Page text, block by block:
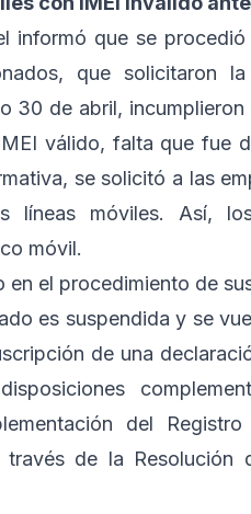
informó que se
que solicitaron
30 de abril,
válido, falta que fue
se solicitó a las
móviles. Así,
móvil.
en el procedimiento de
es suspendida y se
de una
del
de la Resolución